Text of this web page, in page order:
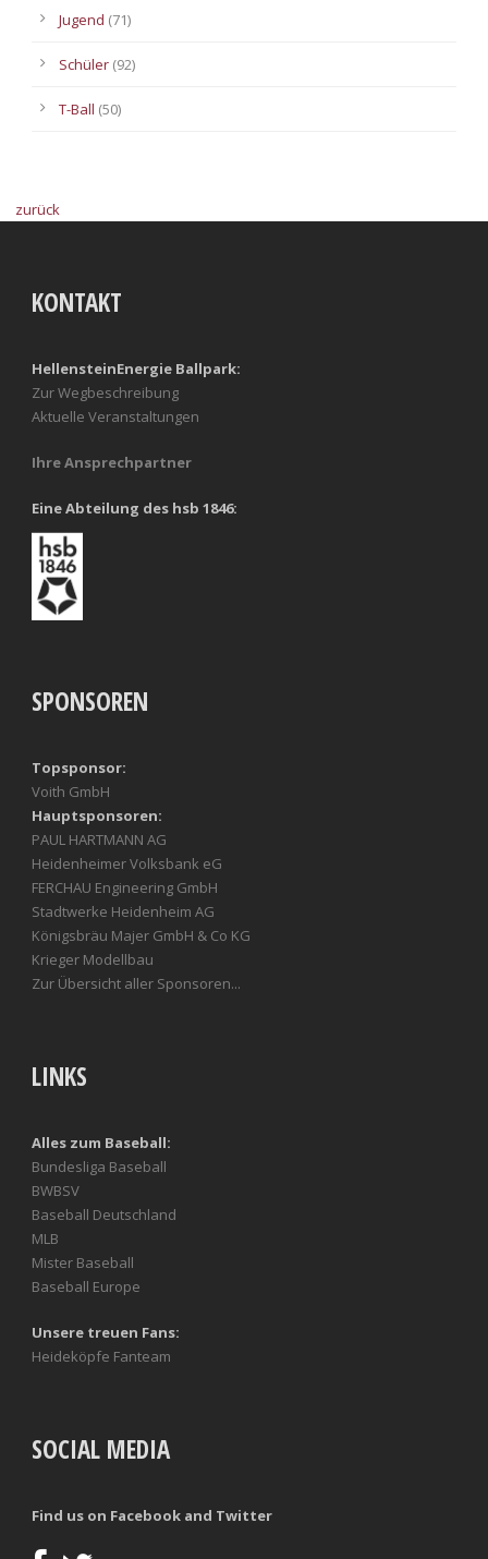
Jugend (71)
Schüler (92)
T-Ball (50)
zurück
KONTAKT
HellensteinEnergie Ballpark:
Zur Wegbeschreibung
Aktuelle Veranstaltungen
Ihre Ansprechpartner
Eine Abteilung des hsb 1846:
SPONSOREN
Topsponsor:
Voith GmbH
Hauptsponsoren:
PAUL HARTMANN AG
Heidenheimer Volksbank eG
FERCHAU Engineering GmbH
Stadtwerke Heidenheim AG
Königsbräu Majer GmbH & Co KG
Krieger Modellbau
Zur Übersicht aller Sponsoren...
LINKS
Alles zum Baseball:
Bundesliga Baseball
BWBSV
Baseball Deutschland
MLB
Mister Baseball
Baseball Europe
Unsere treuen Fans:
Heideköpfe Fanteam
SOCIAL MEDIA
Find us on Facebook and Twitter